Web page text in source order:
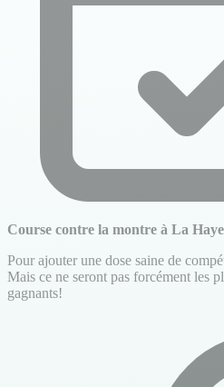
Course contre la montre à La Haye
Pour ajouter une dose saine de
Mais ce ne seront pas forcément les
gagnants!